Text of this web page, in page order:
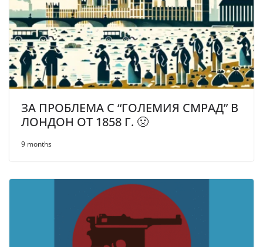
ЗА ПРОБЛЕМА С “ГОЛЕМИЯ СМРАД” В
ЛОНДОН ОТ 1858 Г. 🤢
9 months